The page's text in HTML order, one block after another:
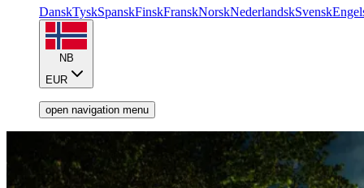
DanskTyskSpanskFinskFranskNorskNederlandskSvensk
NB
EUR
open navigation menu